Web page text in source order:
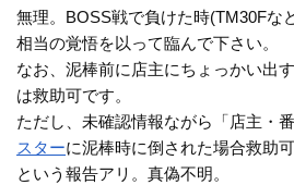
無理。BOSS戦で負けた時(TM30Fな
相当の覚悟を以って臨んで下さい。
なお、泥棒前に店主にちょっかい出
は救助可です。
ただし、未確認情報ながら「店主・
スターに泥棒時に倒された場合救助可
という報告アリ。真偽不明。